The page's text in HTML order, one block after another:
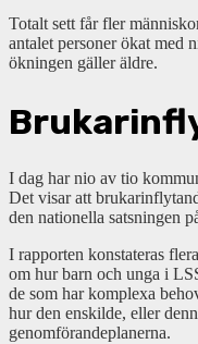
Totalt sett får fler
antalet personer ökat med
ökningen gäller äldre.
I dag har nio av tio
Det visar att
den nationella satsningen
I rapporten konstateras
om hur barn och unga i
de som har komplexa
hur den enskilde, eller
genomförandeplanerna.